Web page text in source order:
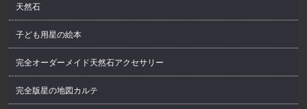
天然石
子ども用星の絵本
完全オーダーメイド天然石アクセサリー
完全版星の地図カルテ